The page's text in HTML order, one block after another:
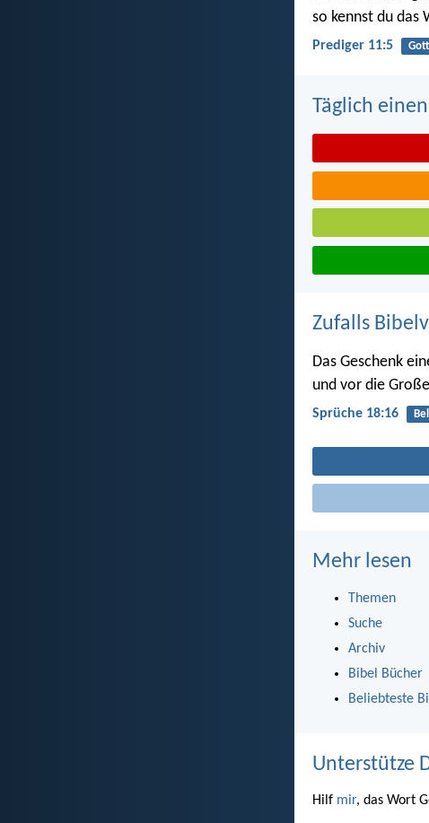
so kennst du das
Prediger 11:5 Gott
Täglich
Zufalls
Das Geschenk
und vor die
Sprüche 18:16
Mehr lesen
Themen
Suche
Archiv
Bibel Bücher
Beliebteste
Unterstütze
Hilf mir, das Wort